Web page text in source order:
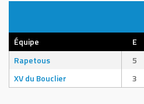
Équipe E
Rapetous
5
XV du Bouclier
3